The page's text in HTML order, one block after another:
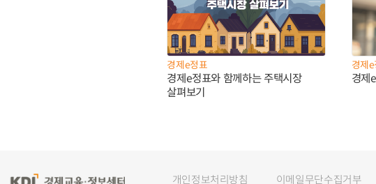
경제e정표
경제e정표와 함께하는 주택시장
살펴보기
경제
경제
개인정보처리방침 이메일무단수집거부